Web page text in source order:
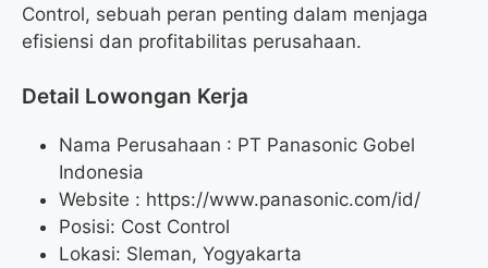
Control, sebuah peran penting dalam menjaga
efisiensi dan profitabilitas perusahaan.
Detail Lowongan Kerja
Nama Perusahaan : PT Panasonic Gobel
Indonesia
Website : https://www.panasonic.com/id/
Posisi: Cost Control
Lokasi: Sleman, Yogyakarta